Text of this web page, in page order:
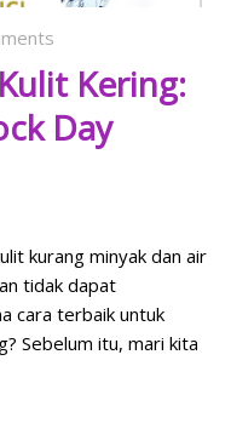
Kering:
Day
kurang minyak dan air
tidak dapat
cara terbaik untuk
Sebelum itu, mari kita